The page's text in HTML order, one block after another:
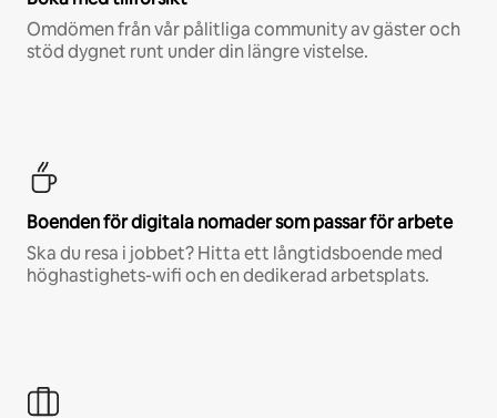
Omdömen från vår pålitliga community av gäster och
stöd dygnet runt under din längre vistelse.
Boenden för digitala nomader som passar för arbete
Ska du resa i jobbet? Hitta ett långtidsboende med
höghastighets-wifi och en dedikerad arbetsplats.